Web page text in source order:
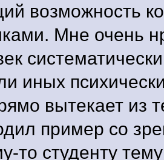
возможность
Мне очень
иных
вытекает из
пример со
то студенту